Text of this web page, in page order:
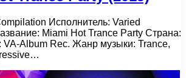
Исполнитель: Varied
Miami Hot Trance Party Страна:
VA-Album Rec. Жанр музыки: Trance,